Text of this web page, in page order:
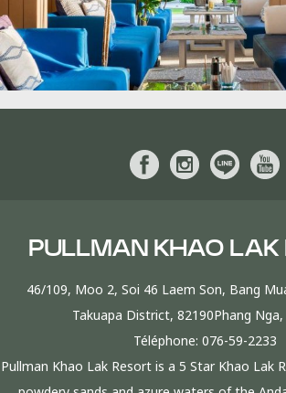
PULLMAN KHAO LAK
46/109, Moo 2, Soi 46 Laem Son, Bang
Takuapa District, 82190Phang Nga,
Téléphone: 076-59-2233
Pullman Khao Lak Resort is a 5 Star Khao Lak